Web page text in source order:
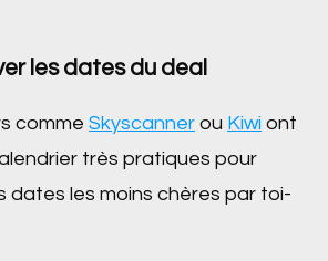
les dates du deal
comme Skyscanner ou Kiwi ont
très pratiques pour
dates les moins chères par toi-